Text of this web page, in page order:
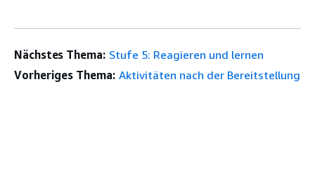
Nächstes Thema: Stufe 5: Reagieren und lernen
Vorheriges Thema: Aktivitäten nach der Bereitstellung